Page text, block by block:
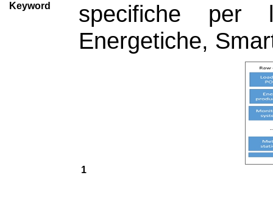
Keyword
specifiche per
Energetiche,
1